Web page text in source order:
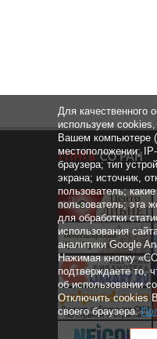
Для качественного
используем
Вашем компьютере
местоположении;
браузера; тип
экрана; источник,
пользователь;
пользователь; эта
для обработки
использования
аналитики Google
Нажимая кнопку
подтверждаете то,
об использовании
Отключить cookies
своего браузера.